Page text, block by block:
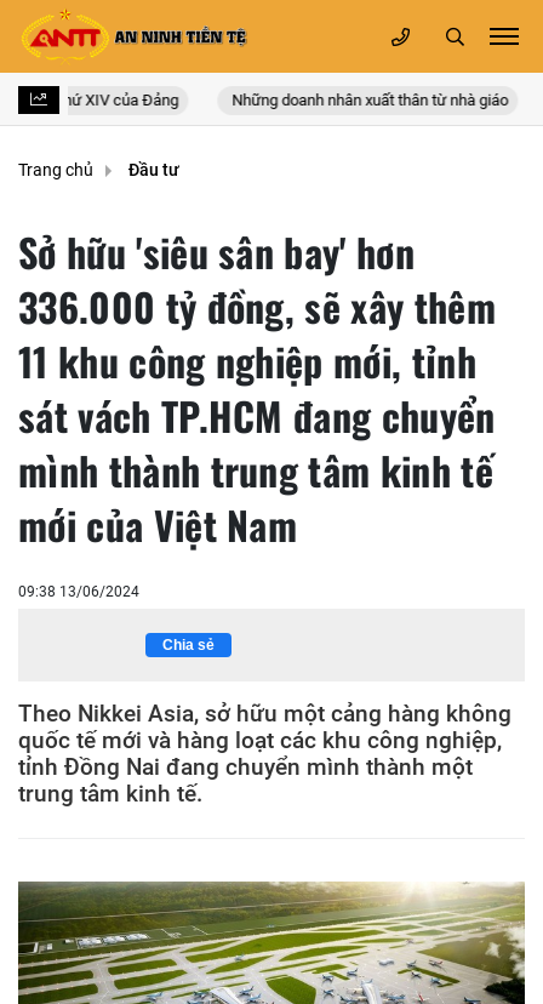
lần thứ XIV của Đảng Những doanh nhân xuất thân từ nhà giáo
Trang chủ Đầu tư
Sở hữu 'siêu sân bay' hơn
336.000 tỷ đồng, sẽ xây thêm
11 khu công nghiệp mới, tỉnh
sát vách TP.HCM đang chuyển
mình thành trung tâm kinh tế
mới của Việt Nam
09:38 13/06/2024
Chia sẻ
Theo Nikkei Asia, sở hữu một cảng hàng không
quốc tế mới và hàng loạt các khu công nghiệp,
tỉnh Đồng Nai đang chuyển mình thành một
trung tâm kinh tế.